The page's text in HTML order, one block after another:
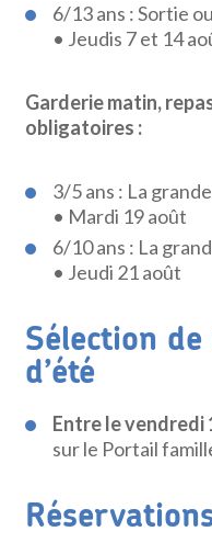
6/13 ans : Sortie
• Jeudis 7 et 14
Garderie matin,
obligatoires :
3/5 ans : La
• Mardi 19 août
6/10 ans : La
• Jeudi 21 août
Sélection
d’été
Entre le vendredi
sur le Portail